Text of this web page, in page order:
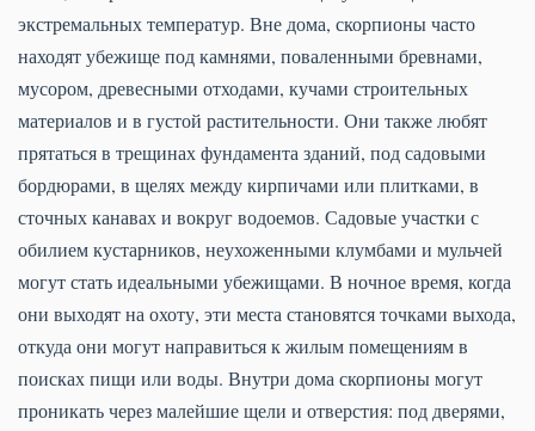
экстремальных температур. Вне дома, скорпионы часто
находят убежище под камнями, поваленными бревнами,
мусором, древесными отходами, кучами строительных
материалов и в густой растительности. Они также любят
прятаться в трещинах фундамента зданий, под садовыми
бордюрами, в щелях между кирпичами или плитками, в
сточных канавах и вокруг водоемов. Садовые участки с
обилием кустарников, неухоженными клумбами и мульчей
могут стать идеальными убежищами. В ночное время, когда
они выходят на охоту, эти места становятся точками выхода,
откуда они могут направиться к жилым помещениям в
поисках пищи или воды. Внутри дома скорпионы могут
проникать через малейшие щели и отверстия: под дверями,